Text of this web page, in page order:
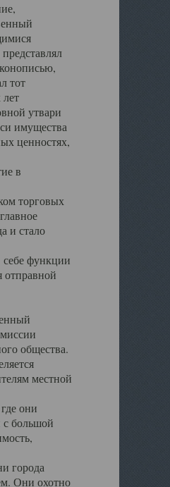
тот
утвари
имущества
ценностях,
в
торговых
и стало
функции
отправной
общества.
местной
они
с большой
города
Они охотно